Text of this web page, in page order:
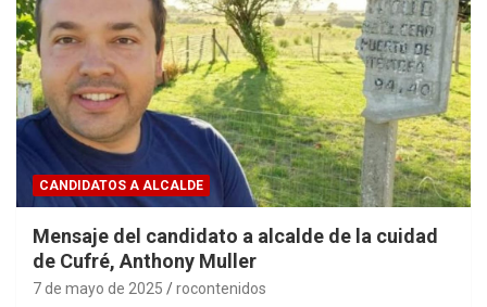
CANDIDATOS A ALCALDE
Mensaje del candidato a alcalde de la cuidad
de Cufré, Anthony Muller
7 de mayo de 2025 rocontenidos